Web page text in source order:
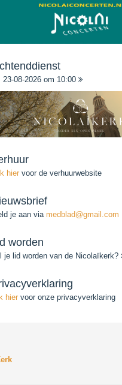
23-08-2026 om 10:00
hiervoor de verhuurwebsite
je aan viamedblad@gmail.com
worden
je lid worden van de Nicolaïkerk?
hier voor onze privacyverklaring